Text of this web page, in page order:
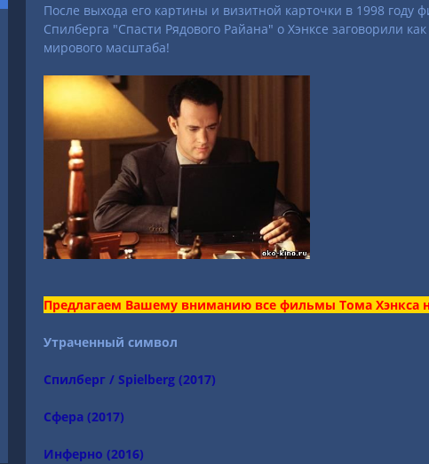
После выхода его картины и визитной карточки в 1998 году
Спилберга "Спасти Рядового Райана" о Хэнксе заговорили как
мирового масштаба!
Предлагаем Вашему вниманию все фильмы Тома Хэнкса
Утраченный символ
Спилберг / Spielberg (2017)
Сфера (2017)
Инферно (2016)